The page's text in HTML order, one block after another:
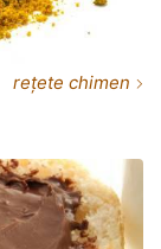
rețete chimen